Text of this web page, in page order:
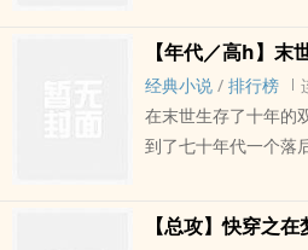
脸路人甲 降临末世
当上了大佬的小跟班
了没有风无精神指导
初恋脸的风无被迫干
欲系双性霸总??温
八三竭诚为您服务。
No.01583?宿主身份
岁?外貌评级：3S?绑
（代号：八三）?任
主已同意与系统签订
天天吃糠咽菜的银柳
没有丧尸的世界简
柳在这个世界勤勤恳
自己有一个从小就定
清冷，漂亮到不可
个婚也不是不能
【年代／高h】末
经典小说 / 排行榜
在末世生存了十年的
到了七十年代一个落
天天吃糠咽菜的银柳
【总攻】快穿之